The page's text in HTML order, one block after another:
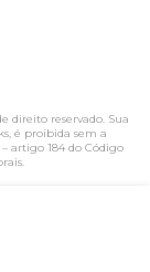
direito reservado. Sua
é proibida sem a
artigo 184 do Código
.